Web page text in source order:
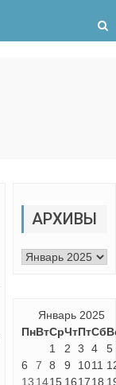
АРХИВЫ
Архивы
Январь 2025
ПнВтСрЧтПтСб
1
2 3 4
5
6
7 8 9 1011
13 1415 161718